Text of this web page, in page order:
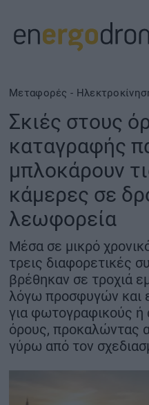
ΥΠΟΔΟΜΕΣ
REAL ESTATE
ΠΕΡΙΒΑΛΛΟΝ
ΕΝΕΡΓΕΙΑ
ΜΕΤΑΦΟΡΕΣ -
ΨΗΦΙΑΚΟΣ
ΟΙΚΟΝΟΜΙΑ -
MY PROPERTY
Μεταφορές -
Σκιές στους
καταγραφής
μπλοκάρουν
κάμερες σε
λεωφορεία
Μέσα σε μικρό
τρεις διαφορετικές
βρέθηκαν σε τροχιά
λόγω προσφυγών και
για φωτογραφικούς ή
όρους, προκαλώντας
γύρω από τον